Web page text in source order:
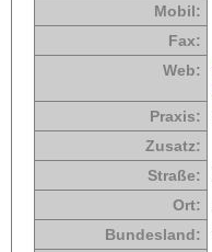
Mobil:
Fax:
Web:
Praxis:
Zusatz:
Straße:
Ort:
Bundesland: